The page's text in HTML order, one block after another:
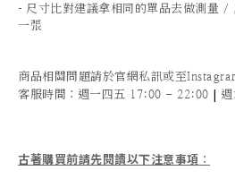
- 尺寸比對建議拿相同的單品去做測量 /
一張
商品相關問題請於官網私訊或至
客服時間 ：週一四五 17:00 - 22:00 |
古著購買前請先閱讀以下注意事項 ：